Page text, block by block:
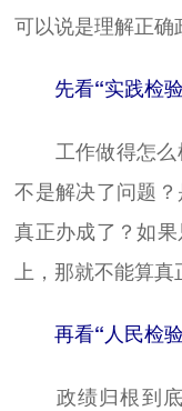
可以说是理解正确
先看“实践检验
工作做得怎么
不是解决了问题
真正办成了？如
上，那就不能算真
再看“人民检验
政绩归根到底